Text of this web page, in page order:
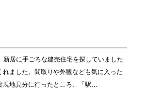
居に手ごろな建売住宅を探していました
ました。間取りや外観なども気に入った
現地見分に行ったところ、「駅…